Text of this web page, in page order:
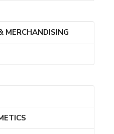
MERCHANDISING